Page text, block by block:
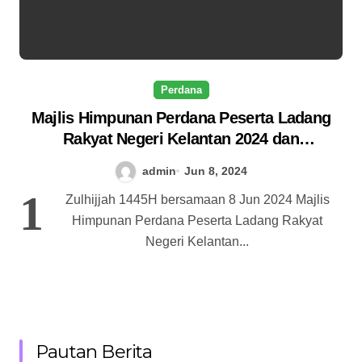
Perdana
Majlis Himpunan Perdana Peserta Ladang
Rakyat Negeri Kelantan 2024 dan
Pembahagian Dividen Peserta Ladang
Rakyat Peringkat ke-64
admin Jun 8, 2024
1
Zulhijjah 1445H bersamaan 8 Jun 2024 Majlis
Himpunan Perdana Peserta Ladang Rakyat
Negeri Kelantan...
Pautan Berita